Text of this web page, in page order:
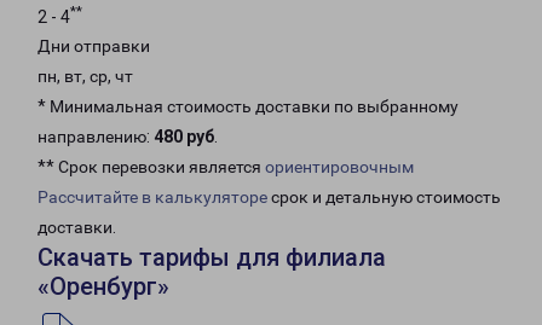
2 - 4**
Дни отправки
пн, вт, ср, чт
* Минимальная стоимость доставки по выбранному
направлению: 480 руб.
** Срок перевозки является ориентировочным
Рассчитайте в калькуляторесрок и детальную стоимость
доставки.
Скачать тарифы для филиала
«Оренбург»